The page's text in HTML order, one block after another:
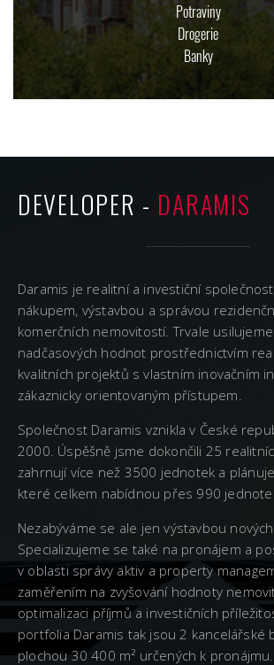
Potraviny
Drogerie
Banky
DEVELOPER - DARAMIS
Daramis je realitní a investiční
nákupem, výstavbou a správou
komerčních nemovitostí. Trvale
nadčasových hodnot prostřednictvím
kvalitních projektů s vlastním inovačním
zákaznicky orientovaným přístupem.
Společnost Daramis vznikla v České
2000. Úspěšně jsme dokončili 25
zahrnují více než 3500 jednotek a
které celkem nabídnou přes 990
Nezabýváme se ale jen výstavbou
Specializujeme se také na pronájem a
v oblasti správy aktiv a property
zaměřením na zvyšování hodnoty
optimalizaci příjmů a investičních
portfolia Daramis tak jsou 2 kancelářské
plochou 30 400 m² určených k